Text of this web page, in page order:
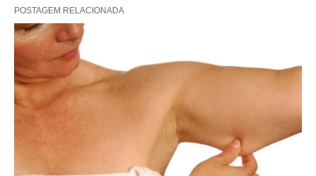
POSTAGEM RELACIONADA